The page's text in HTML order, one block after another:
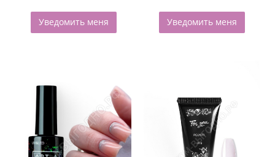
Уведомить меня Уведомить меня